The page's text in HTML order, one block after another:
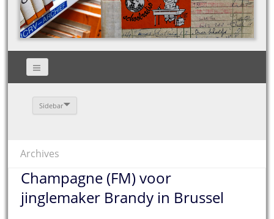
Sidebar
Archives
Champagne (FM) voor
jinglemaker Brandy in Brussel